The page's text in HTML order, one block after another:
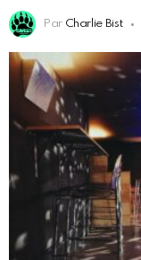
Par Charlie Bist